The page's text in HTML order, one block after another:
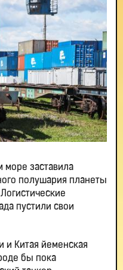
море заставила
полушария планеты
пустили свои
и Китая йеменская
бы пока